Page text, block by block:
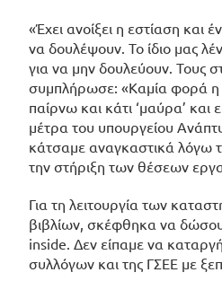
«Έχει ανοίξει η εστίαση
να δουλέψουν. Το ίδιο μας
για να μην δουλεύουν. Τους
συμπλήρωσε: «Καμία φορά η
παίρνω και κάτι ‘μαύρα’ και
μέτρα του υπουργείου
κάτσαμε αναγκαστικά λόγω
την στήριξη των θέσεων
Για τη λειτουργία των
βιβλίων, σκέφθηκα να
inside. Δεν είπαμε να
συλλόγων και της ΓΣΕΕ με